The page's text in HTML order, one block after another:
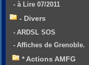
- à Lire 07/2011
- Divers
- ARDSL SOS
- Affiches de Grenoble.
* Actions AMFG